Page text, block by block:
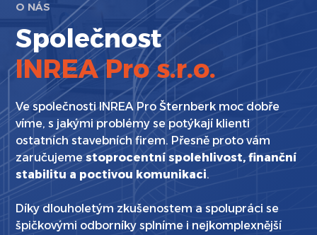
O NÁS
Společnost
INREA Pro s.r.o.
Ve společnosti INREA Pro Šternberk moc dobře
víme, s jakými problémy se potýkají klienti
ostatních stavebních firem. Přesně proto vám
zaručujemestoprocentní spolehlivost, finanční
stabilitu a poctivou komunikaci.
Díky dlouholetým zkušenostem a spolupráci se
špičkovými odborníky splníme i nejkomplexnější